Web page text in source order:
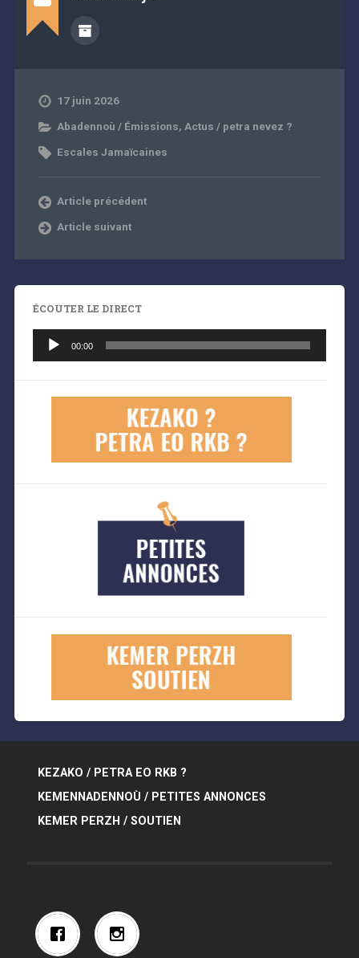
17 juin 2026
Abadennoù / Émissions, Actus / petra nevez ?
Escales Jamaïcaines
Article précédent
Article suivant
ÉCOUTER LE DIRECT
audio
00:00
KEZAKO / PETRA EO RKB ?
KEMENNADENNOÙ / PETITES ANNONCES
KEMER PERZH / SOUTIEN